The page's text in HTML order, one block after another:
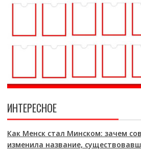
ИНТЕРЕСНОЕ
Как Менск стал Минском: зачем
изменила название,